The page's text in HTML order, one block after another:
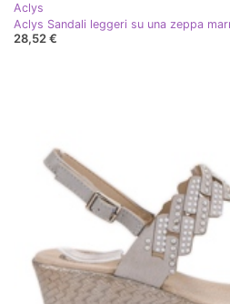
Aclys
Aclys Sandali leggeri su una zeppa
28,52 €